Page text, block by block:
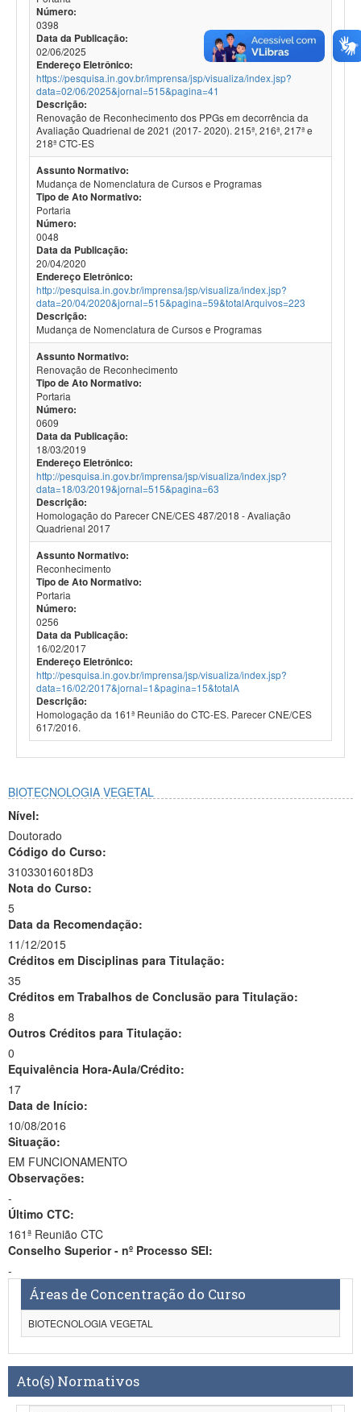
Número:
0398
Data da Publicação:
02/06/2025
Endereço Eletrônico:
https://pesquisa.in.gov.br/imprensa/jsp/visualiza/index.jsp?
data=02/06/2025&jornal=515&pagina=41
Descrição:
Renovação de Reconhecimento dos PPGs em decorrência da
Avaliação Quadrienal de 2021 (2017- 2020). 215ª, 216ª, 217ª e
218ª CTC-ES
Assunto Normativo:
Mudança de Nomenclatura de Cursos e Programas
Tipo de Ato Normativo:
Portaria
Número:
0048
Data da Publicação:
20/04/2020
Endereço Eletrônico:
http://pesquisa.in.gov.br/imprensa/jsp/visualiza/index.jsp?
data=20/04/2020&jornal=515&pagina=59&totalArquivos=223
Descrição:
Mudança de Nomenclatura de Cursos e Programas
Assunto Normativo:
Renovação de Reconhecimento
Tipo de Ato Normativo:
Portaria
Número:
0609
Data da Publicação:
18/03/2019
Endereço Eletrônico:
http://pesquisa.in.gov.br/imprensa/jsp/visualiza/index.jsp?
data=18/03/2019&jornal=515&pagina=63
Descrição:
Homologação do Parecer CNE/CES 487/2018 - Avaliação
Quadrienal 2017
Assunto Normativo:
Reconhecimento
Tipo de Ato Normativo:
Portaria
Número:
0256
Data da Publicação:
16/02/2017
Endereço Eletrônico:
http://pesquisa.in.gov.br/imprensa/jsp/visualiza/index.jsp?
data=16/02/2017&jornal=1&pagina=15&totalA
Descrição:
Homologação da 161ª Reunião do CTC-ES. Parecer CNE/CES
617/2016.
BIOTECNOLOGIA VEGETAL
Nível:
Doutorado
Código do Curso:
31033016018D3
Nota do Curso:
5
Data da Recomendação:
11/12/2015
Créditos em Disciplinas para Titulação:
35
Créditos em Trabalhos de Conclusão para Titulação:
8
Outros Créditos para Titulação:
0
Equivalência Hora-Aula/Crédito:
17
Data de Início:
10/08/2016
Situação:
EM FUNCIONAMENTO
Observações:
-
Último CTC:
161ª Reunião CTC
Conselho Superior - nº Processo SEI:
-
Áreas de Concentração do Curso
BIOTECNOLOGIA VEGETAL
Ato(s) Normativos